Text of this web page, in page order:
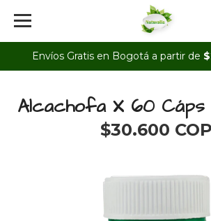
Envíos Gratis en Bogotá a partir de
Alcachofa X 60
$30.600 COP